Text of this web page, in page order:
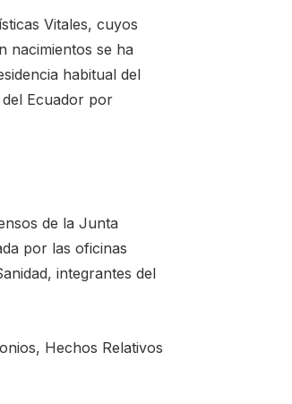
Vitales, cuyos
nacimientos se ha
habitual del
Ecuador por
de la Junta
por las oficinas
integrantes del
Hechos Relativos